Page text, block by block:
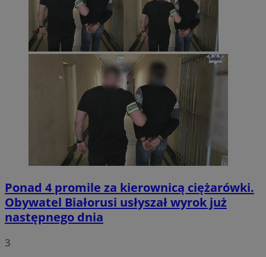
Ponad 4 promile za kierownicą ciężarówki.
Obywatel Białorusi usłyszał wyrok już
następnego dnia
3